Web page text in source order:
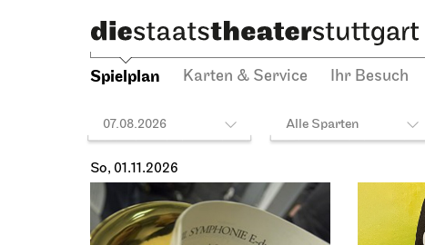
Spielplan
Spielplan Karten & Service Ihr Besuch
07.08.2026 Alle Sparten
18.10.2026
14:00